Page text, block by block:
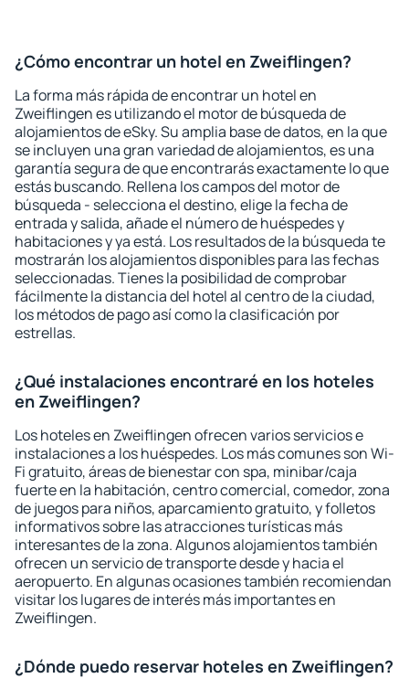
¿Cómo encontrar un hotel en Zweiflingen?
La forma más rápida de encontrar un hotel en
Zweiflingen es utilizando el motor de búsqueda de
alojamientos de eSky. Su amplia base de datos, en la que
se incluyen una gran variedad de alojamientos, es una
garantía segura de que encontrarás exactamente lo que
estás buscando. Rellena los campos del motor de
búsqueda - selecciona el destino, elige la fecha de
entrada y salida, añade el número de huéspedes y
habitaciones y ya está. Los resultados de la búsqueda te
mostrarán los alojamientos disponibles para las fechas
seleccionadas. Tienes la posibilidad de comprobar
fácilmente la distancia del hotel al centro de la ciudad,
los métodos de pago así como la clasificación por
estrellas.
¿Qué instalaciones encontraré en los hoteles
en Zweiflingen?
Los hoteles en Zweiflingen ofrecen varios servicios e
instalaciones a los huéspedes. Los más comunes son Wi-
Fi gratuito, áreas de bienestar con spa, minibar/caja
fuerte en la habitación, centro comercial, comedor, zona
de juegos para niños, aparcamiento gratuito, y folletos
informativos sobre las atracciones turísticas más
interesantes de la zona. Algunos alojamientos también
ofrecen un servicio de transporte desde y hacia el
aeropuerto. En algunas ocasiones también recomiendan
visitar los lugares de interés más importantes en
Zweiflingen.
¿Dónde puedo reservar hoteles en Zweiflingen?